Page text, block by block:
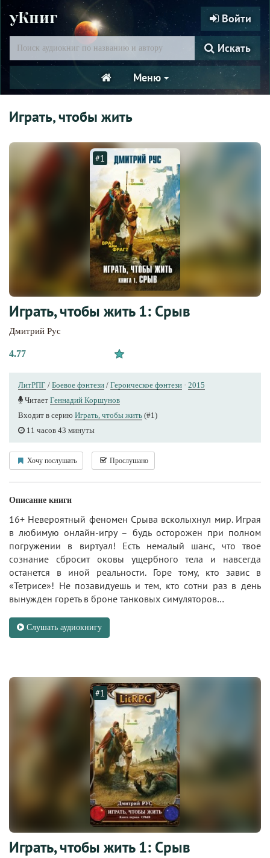
уКниг Войти
Искать
Меню
Играть, чтобы жить
#1
Играть, чтобы жить 1: Срыв
Дмитрий Рус
4.77
ЛитРПГ / Боевое фэнтези / Героическое фэнтези · 2015
Читает Геннадий Коршунов
Входит в серию Играть, чтобы жить (#1)
11 часов 43 минуты
Хочу послушать Прослушано
Описание книги
16+ Невероятный феномен Срыва всколыхнул мир. Играя
в любимую онлайн-игру – будь осторожен при полном
погружении в виртуал! Есть немалый шанс, что твое
сознание сбросит оковы ущербного тела и навсегда
останется в иной реальности. Горе тому, кто завис в
«Тетрисе»! Не позавидуешь и тем, кто сотни раз в день
вынужден гореть в броне танковых симуляторов…
Слушать аудиокнигу
#1
Играть, чтобы жить 1: Срыв